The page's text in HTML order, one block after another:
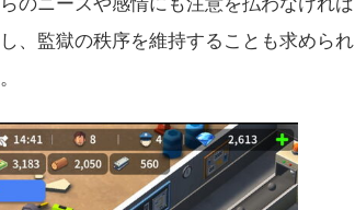
、監獄の秩序を維持することも求められ